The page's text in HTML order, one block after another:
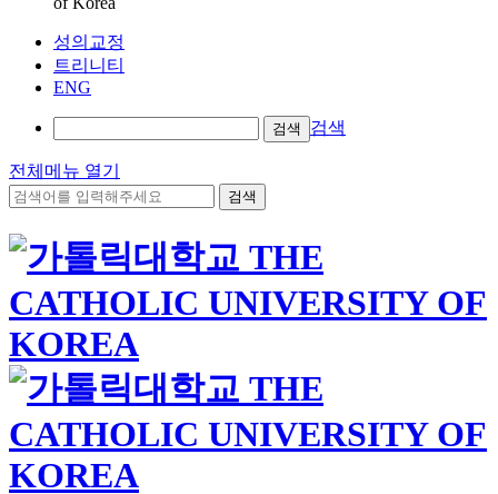
성의교정
트리니티
ENG
검색 검색
전체메뉴 열기
검색